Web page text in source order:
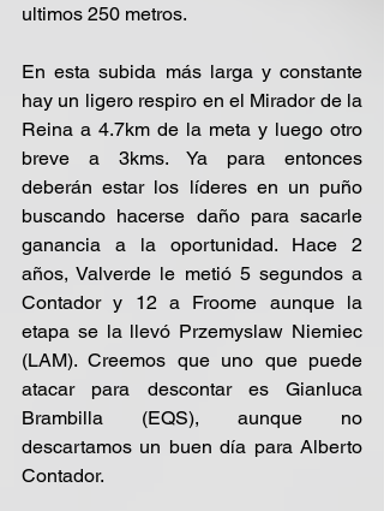
ultimos 250 metros.
En esta subida más larga y constante
hay un ligero respiro en el Mirador de la
Reina a 4.7km de la meta y luego otro
breve a 3kms. Ya para entonces
deberán estar los líderes en un puño
buscando hacerse daño para sacarle
ganancia a la oportunidad. Hace 2
años, Valverde le metió 5 segundos a
Contador y 12 a Froome aunque la
etapa se la llevó Przemyslaw Niemiec
(LAM). Creemos que uno que puede
atacar para descontar es Gianluca
Brambilla (EQS), aunque no
descartamos un buen día para Alberto
Contador.